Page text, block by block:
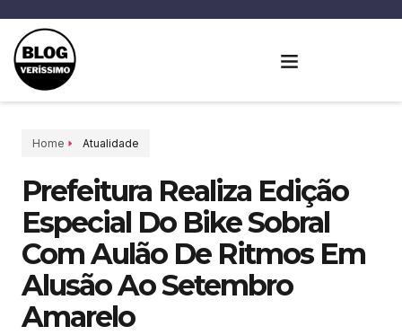
Home Atualidade
Prefeitura Realiza Edição
Especial Do Bike Sobral
Com Aulão De Ritmos Em
Alusão Ao Setembro
Amarelo